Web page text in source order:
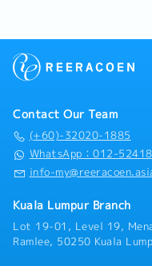
の共有★魅力★・大手
の電子部品製造の品質
ン！・品質データの分
メーカーの品質体制を
準のスキルを習得でき
プロセスの全体的な
品質と製造効率の向上
製造チームをリードし
す。製造分野でのマネ
ームと組織の成長に貢
な業務内容】・生産戦
効率の向上・コスト削
品質・生産など他部
ジュールの管理・リー
生産プロセスの改善活
継続的な評価・改善
産トラブルの原因分析
・業績賞与：あり ※
・社用携帯電話：あり
・有給休暇：年間8日
【その他】
・就労ビザ取得サポー
・片道航空券の費用：
Contact Our Team
(+60)-32020-1885
WhatsApp：012-
info-
Kuala Lumpur Branch
Lot 19-01, Level 19,
Ramlee, 50250 Kuala